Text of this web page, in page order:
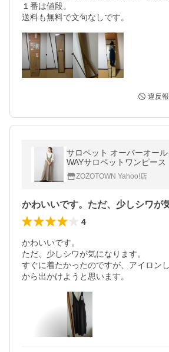
１番は値段。
違反
サロペット オーバーオー
WAYサロペットワンピース
ZOZOTOWN Yahoo!店
4
かわいいです。
ただ、少しシワが気になります。
すぐに着たかったのですが、アイロン
から出かけようと思います。